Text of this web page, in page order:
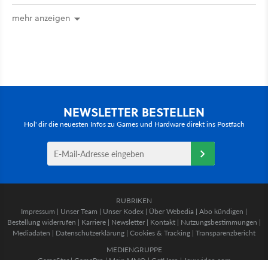
mehr anzeigen
NEWSLETTER BESTELLEN
Hol' dir die neuesten Infos zu Games und Hardware direkt ins Postfach
RUBRIKEN
Impressum | Unser Team | Unser Kodex | Über Webedia | Abo kündigen |
Bestellung widerrufen | Karriere | Newsletter | Kontakt | Nutzungsbestimmungen |
Mediadaten | Datenschutzerklärung | Cookies & Tracking | Transparenzbericht
MEDIENGRUPPE